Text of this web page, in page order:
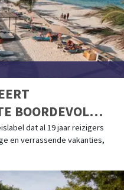
BOORDEVOL
dat al 19 jaar reizigers
en verrassende vakanties,